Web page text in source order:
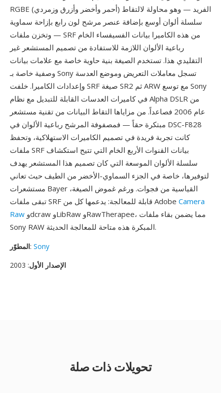
RGBE (أحمر وأخضر وأزرق وزمردي) الفريد — وهو محاولة لالتقاط
سلسلة ألوان أوسع بإضافة عنصر مرشح لون رابع بإزاحة سماوية
— وتخزن ملفات SRF من هذه الكاميرا بيانات الفسيفساء الخام
رباعية الألوان اللازمة للاستفادة من تصميم المستشعر غير
التقليدي هذا. تستخدم الصيغة بنية حاوية خاصة مع علامات بيانات
وصفية خاصة بـ Sony تسجل معاملات التعريض وموضع العدسة
وإعدادات الكاميرا. خلفت SRF صيغة SR2 ثم ARW مع توسع Sony
في كاميرات العدسات القابلة للتبديل مع نظام Alpha DSLR من
عام 2006 فصاعداً. من مزاياها التقاط البيانات من تقنية مستشعر
مبتكرة حقاً — فمصفوفة المرشح رباعية الألوان في DSC-F828
كانت تجربة فريدة في تصميم الكاميرات الاستهلاكية، وتحفظ
ملفات SRF بيانات القنوات الأربع الخام التي تتيح استكشاف
سلسلة الألوان الموسعة التي كان تصميم هذا المستشعر يهدف
لتوفيرها، خاصة في الجزء السماوي-الأخضر من الطيف حيث تعاني
مستشعرات Bayer القياسية من فجوات. ورغم غموض الصيغة،
تبقى ملفات SRF قابلة للمعالجة: يدعمها كل من Adobe Camera
Raw
Sony RAW المبكرة هذه متاحة للمعالجة الحديثة.
المطوّر: Sony
الإصدار الأول: 2003
تحويلات ذات صلة